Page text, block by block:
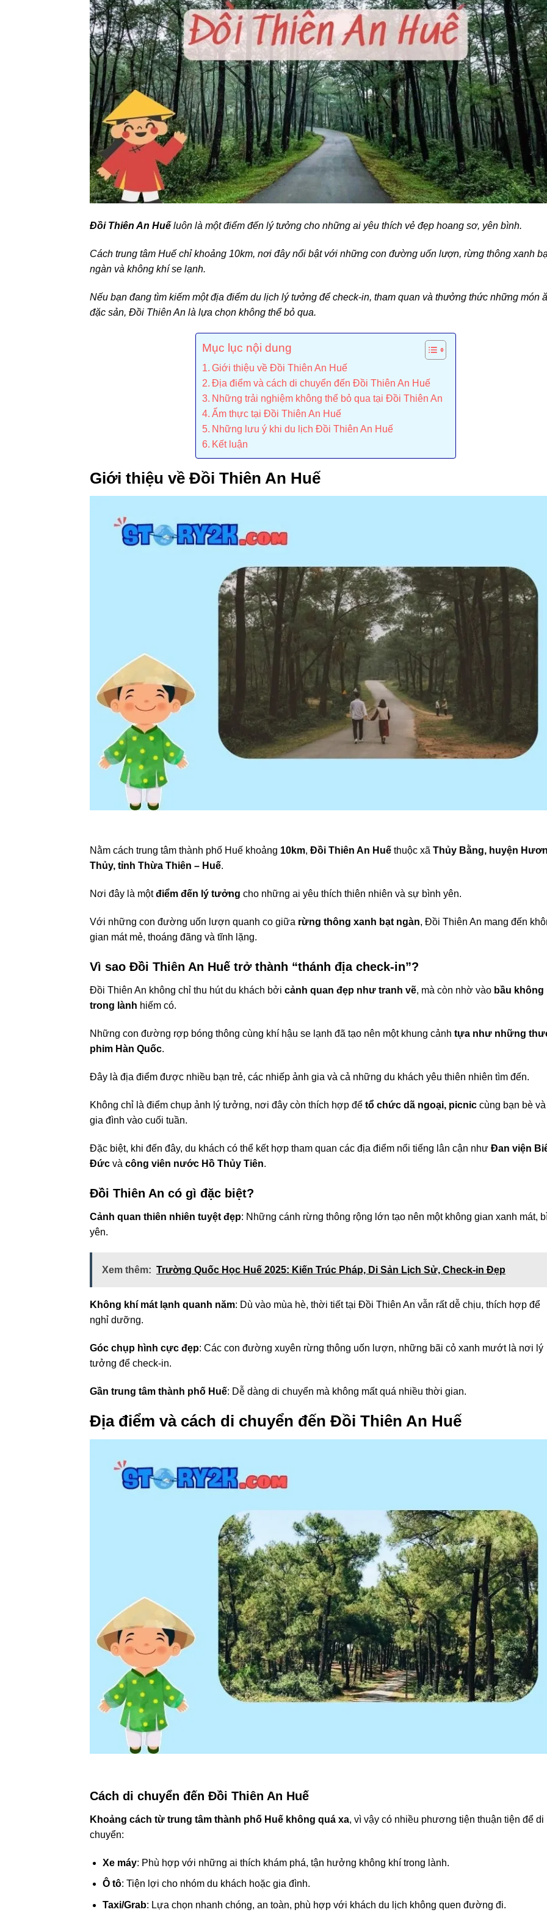
Đồi Thiên An Huế luôn là một điểm đến lý tưởng cho những ai yêu thích vẻ đẹp hoang sơ, yên bình.
Cách trung tâm Huế chỉ khoảng 10km, nơi đây nổi bật với những con đường uốn lượn, rừng thông xanh
ngàn và không khí se lạnh.
Nếu bạn đang tìm kiếm một địa điểm du lịch lý tưởng để check-in, tham quan và thưởng thức những món
đặc sản, Đồi Thiên An là lựa chọn không thể bỏ qua.
Mục lục nội dung
Giới thiệu về Đồi Thiên An Huế
Địa điểm và cách di chuyển đến Đồi Thiên An Huế
Những trải nghiệm không thể bỏ qua tại Đồi Thiên An
Ẩm thực tại Đồi Thiên An Huế
Những lưu ý khi du lịch Đồi Thiên An Huế
Kết luận
Giới thiệu về Đồi Thiên An Huế
Nằm cách trung tâm thành phố Huế khoảng 10km, Đồi Thiên An Huế thuộc xã Thủy Bằng, huyện
Thủy, tỉnh Thừa Thiên – Huế.
Nơi đây là mộtđiểm đến lý tưởng cho những ai yêu thích thiên nhiên và sự bình yên.
Với những con đường uốn lượn quanh co giữa rừng thông xanh bạt ngàn, Đồi Thiên An mang đến
gian mát mẻ, thoáng đãng và tĩnh lặng.
Vì sao Đồi Thiên An Huế trở thành “thánh địa check-in”?
Đồi Thiên An không chỉ thu hút du khách bởi cảnh quan đẹp như tranh vẽ, mà còn nhờ vào bầu không
trong lành hiếm có.
Những con đường rợp bóng thông cùng khí hậu se lạnh đã tạo nên một khung cảnh tựa như những
phim Hàn Quốc.
Đây là địa điểm được nhiều bạn trẻ, các nhiếp ảnh gia và cả những du khách yêu thiên nhiên tìm đến.
Không chỉ là điểm chụp ảnh lý tưởng, nơi đây còn thích hợp để tổ chức dã ngoại, picnic cùng bạn bè và
gia đình vào cuối tuần.
Đặc biệt, khi đến đây, du khách có thể kết hợp tham quan các địa điểm nổi tiếng lân cận như Đan viện
Đức và công viên nước Hồ Thủy Tiên.
Đồi Thiên An có gì đặc biệt?
Cảnh quan thiên nhiên tuyệt đẹp: Những cánh rừng thông rộng lớn tạo nên một không gian xanh mát,
yên.
Xem thêm: Trường Quốc Học Huế 2025: Kiến Trúc Pháp, Di Sản Lịch Sử, Check-in Đẹp
Không khí mát lạnh quanh năm: Dù vào mùa hè, thời tiết tại Đồi Thiên An vẫn rất dễ chịu, thích hợp để
nghỉ dưỡng.
Góc chụp hình cực đẹp: Các con đường xuyên rừng thông uốn lượn, những bãi cỏ xanh mướt là nơi lý
tưởng để check-in.
Gần trung tâm thành phố Huế: Dễ dàng di chuyển mà không mất quá nhiều thời gian.
Địa điểm và cách di chuyển đến Đồi Thiên An Huế
Cách di chuyển đến Đồi Thiên An Huế
Khoảng cách từ trung tâm thành phố Huế không quá xa, vì vậy có nhiều phương tiện thuận tiện để di
chuyển:
Xe máy: Phù hợp với những ai thích khám phá, tận hưởng không khí trong lành.
Ô tô: Tiện lợi cho nhóm du khách hoặc gia đình.
Taxi/Grab: Lựa chọn nhanh chóng, an toàn, phù hợp với khách du lịch không quen đường đi.